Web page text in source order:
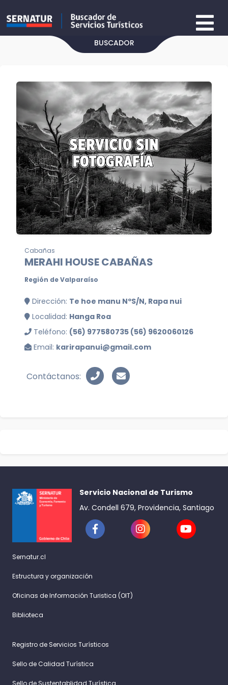
BUSCADOR
Cabañas
MERAHI HOUSE CABAÑAS
Región de Valparaíso
Dirección: Te hoe manu NºS/N, Rapa nui
Localidad: Hanga Roa
Teléfono: (56) 977580735 (56) 9620060126
Email: karirapanui@gmail.com
Contáctanos:
Servicio Nacional de Turismo
Av. Condell 679, Providencia, Santiago
Sernatur.cl
Estructura y organización
Oficinas de Información Turistica (OIT)
Biblioteca
Registro de Servicios Turísticos
Sello de Calidad Turística
Sello de Sustentablidad Turística